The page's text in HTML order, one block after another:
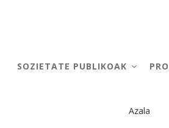
NAVIGATION
SOZIETATE PUBLIKOAK
Azala